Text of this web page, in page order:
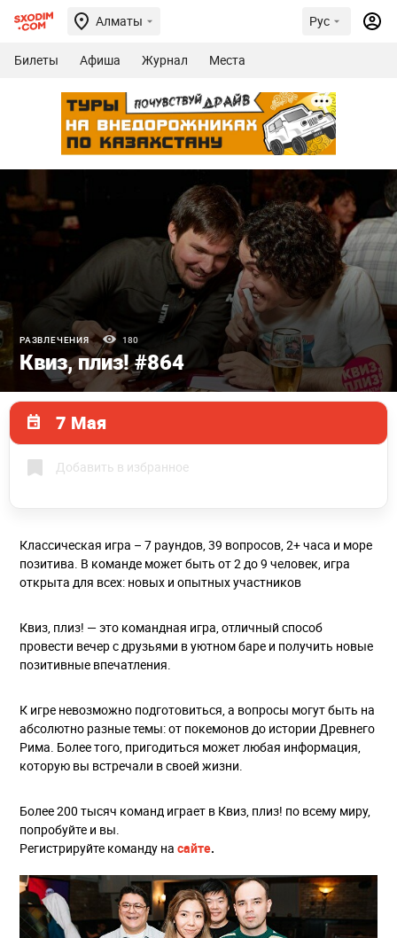
Алматы Рус
Билеты Афиша Журнал Места
РАЗВЛЕЧЕНИЯ 180
Квиз, плиз! #864
7 Мая
Добавить в избранное
Классическая игра – 7 раундов, 39 вопросов, 2+ часа и море
позитива. В команде может быть от 2 до 9 человек, игра
открыта для всех: новых и опытных участников
Квиз, плиз! — это командная игра, отличный способ
провести вечер с друзьями в уютном баре и получить новые
позитивные впечатления.
К игре невозможно подготовиться, а вопросы могут быть на
абсолютно разные темы: от покемонов до истории Древнего
Рима. Более того, пригодиться может любая информация,
которую вы встречали в своей жизни.
Более 200 тысяч команд играет в Квиз, плиз! по всему миру,
попробуйте и вы.
Регистрируйте команду на сайте.